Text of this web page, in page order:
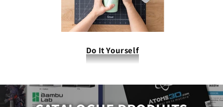
Do It Yourself